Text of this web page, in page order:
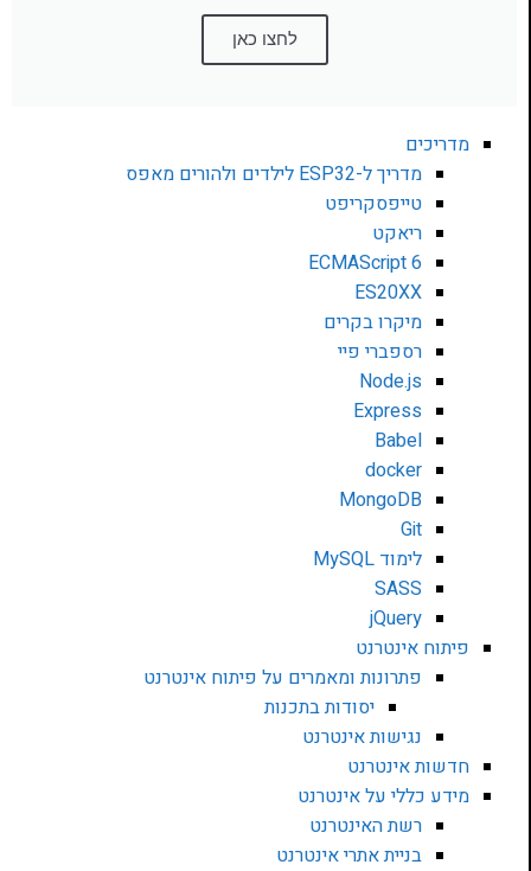
לחצו כאן
מדריכים
מדריך ל-ESP32 לילדים ולהורים מאפס
טייפסקריפט
ריאקט
ECMAScript 6
ES20XX
מיקרו בקרים
רספברי פיי
Node.js
Express
Babel
docker
MongoDB
Git
לימוד MySQL
SASS
jQuery
פיתוח אינטרנט
פתרונות ומאמרים על פיתוח אינטרנט
יסודות בתכנות
נגישות אינטרנט
חדשות אינטרנט
מידע כללי על אינטרנט
רשת האינטרנט
בניית אתרי אינטרנט